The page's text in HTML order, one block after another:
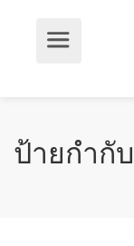
ป้ายกำกั